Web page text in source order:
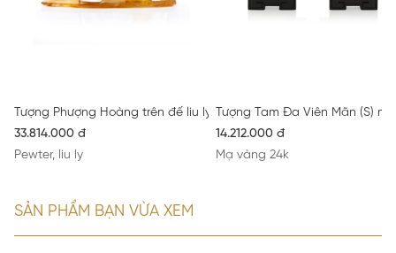
Tượng Phượng Hoàng trên đế liu ly
33.814.000 đ
Pewter, liu ly
Tượng Tam Đa Viên Mãn (S)
14.212.000 đ
Mạ vàng 24k
SẢN PHẨM BẠN VỪA XEM